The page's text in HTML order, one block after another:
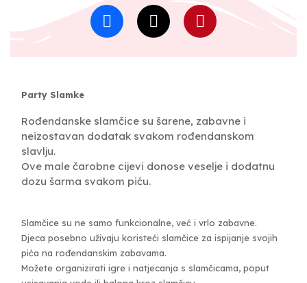
Party Slamke
Rođendanske slamčice su šarene, zabavne i
neizostavan dodatak svakom rođendanskom
slavlju.
Ove male čarobne cijevi donose veselje i dodatnu
dozu šarma svakom piću.
Slamčice su ne samo funkcionalne, već i vrlo zabavne.
Djeca posebno uživaju koristeći slamčice za ispijanje svojih
pića na rođendanskim zabavama.
Možete organizirati igre i natjecanja s slamčicama, poput